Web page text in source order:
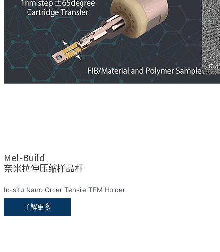
Mel-Build
奈米拉伸压缩样品杆
In-situ Nano Order Tensile TEM Holder
了解更多